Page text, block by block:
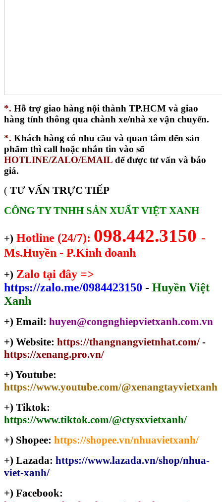
*. Hỗ trợ giao hàng nội thành TP.HCM và giao
hàng tỉnh thông qua chành xe/nhà xe vận chuyển.
*. Khách hàng có nhu cầu và quan tâm đến sản
phẩm thì call hoặc nhắn tin vào số
HOTLINE/ZALO/EMAIL để được tư vấn và báo
giá.
( TƯ VẤN TRỰC TIẾP
CÔNG TY TNHH SẢN XUẤT VIỆT XANH
+) Hotline (24/7): 098.442.3150 -
Ms.Huyền - P.Kinh doanh
+) Zalo tại đây =>
https://zalo.me/0984423150 - Huyền Việt
Xanh
+) Email: huyen@congnghiepvietxanh.com.vn
+) Website: https://thangnangvietnhat.com/ -
https://xenang.pro.vn/
+) Youtube:
https://www.youtube.com/@xenangtayvietxanh
+) Tiktok:
https://www.tiktok.com/@ctysxvietxanh/
+) Shopee: https://shopee.vn/nhuavietxanh/
+) Lazada: https://www.lazada.vn/shop/nhua-
viet-xanh/
+) Facebook: